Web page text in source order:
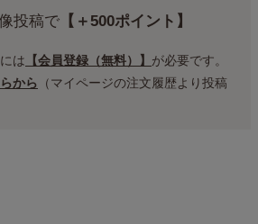
投稿で【＋500ポイント】
は 【会員登録（無料）】 が必要です。
から （マイページの注文履歴より投稿